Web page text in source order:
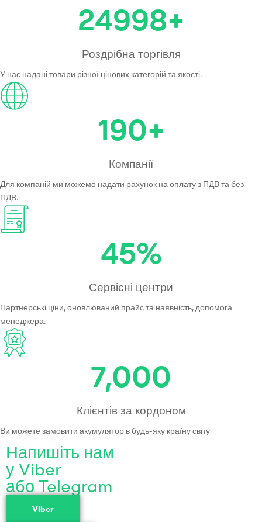
24999+
Роздрібна торгівля
У нас надані товари різної цінових категорій та якості.
190+
Компанії
Для компаній ми можемо надати рахунок на оплату з ПДВ та без
ПДВ.
45%
Сервісні центри
Партнерські ціни, оновлюваний прайс та наявність, допомога
менеджера.
7,000
Клієнтів за кордоном
Ви можете замовити акумулятор в будь-яку країну світу
Напишіть нам
у Viber
або Telegram
Viber